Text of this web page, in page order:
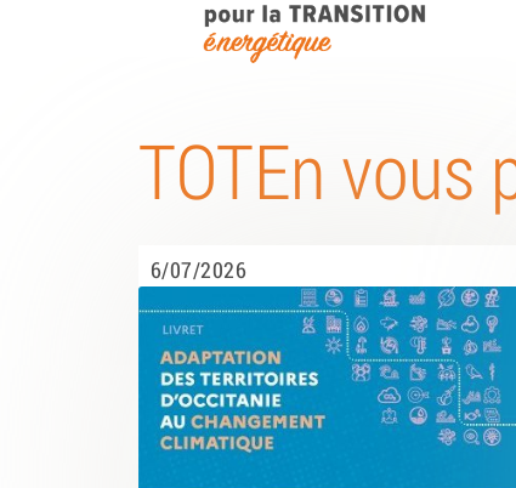
Territoires
pour la Transition
Energétique
TOTEn vous
6/07/2026